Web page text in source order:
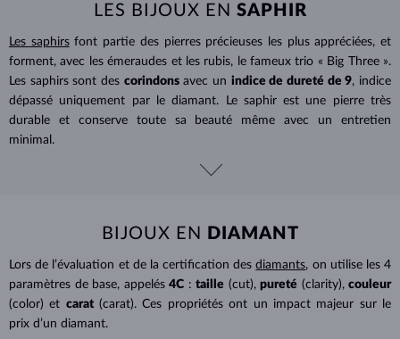
LES BIJOUX EN SAPHIR
Les saphirsfont partie des pierres précieuses les plus appréciées, et
forment, avec les émeraudes et les rubis, le fameux trio « Big Three ».
Les saphirs sont des corindons avec un indice de dureté de 9, indice
dépassé uniquement par le diamant. Le saphir est une pierre très
durable et conserve toute sa beauté même avec un entretien
minimal.
BIJOUX EN DIAMANT
Lors de l’évaluation et de la certification desdiamants, on utilise les 4
paramètres de base, appelés 4C : taille (cut), pureté (clarity), couleur
(color) et carat (carat). Ces propriétés ont un impact majeur sur le
prix d’un diamant.